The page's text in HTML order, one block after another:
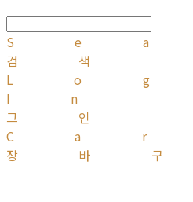
검색
In
그인
장바